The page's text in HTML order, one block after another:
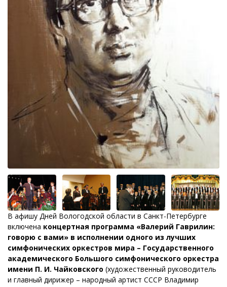
В афишу Дней Вологодской области в Санкт-Петербурге
включена концертная программа «Валерий Гаврилин:
говорю с вами» в исполнении одного из лучших
симфонических оркестров мира – Государственного
академического Большого симфонического оркестра
имени П. И. Чайковского (художественный руководитель
и главный дирижер – народный артист СССР Владимир